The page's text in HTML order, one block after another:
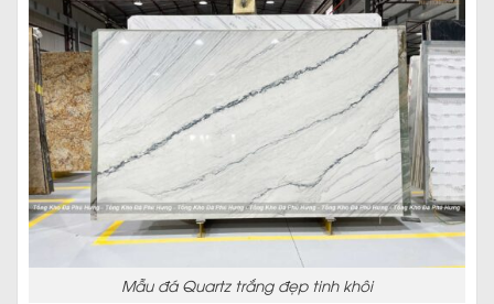
Mẫu đá Quartz trắng đẹp tinh khôi